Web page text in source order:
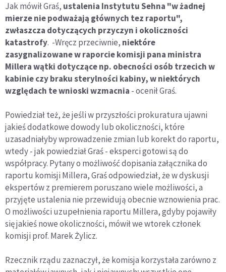
Jak mówił Graś, ustalenia Instytutu Sehna "w żadnej
mierze nie podważają głównych tez raportu",
zwłaszcza dotyczących przyczyn i okoliczności
katastrofy. -Wręcz przeciwnie, niektóre
zasygnalizowane w raporcie komisji pana ministra
Millera wątki dotyczące np. obecności osób trzecich w
kabinie czy braku sterylności kabiny, w niektórych
względach te wnioski wzmacnia - ocenił Graś.
Powiedział też, że jeśli w przyszłości prokuratura ujawni
jakieś dodatkowe dowody lub okoliczności, które
uzasadniałyby wprowadzenie zmian lub korekt do raportu,
wtedy - jak powiedział Graś - eksperci gotowi są do
współpracy. Pytany o możliwość dopisania załącznika do
raportu komisji Millera, Graś odpowiedział, że w dyskusji
ekspertów z premierem poruszano wiele możliwości, a
przyjęte ustalenia nie przewidują obecnie wznowienia prac.
O możliwości uzupełnienia raportu Millera, gdyby pojawiły
się jakieś nowe okoliczności, mówił we wtorek członek
komisji prof. Marek Żylicz.
Rzecznik rządu zaznaczył, że komisja korzystała zarówno z